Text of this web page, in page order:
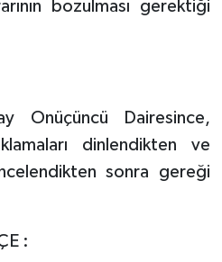
bozulması gerektiği
Onüçüncü Dairesince,
dinlendikten ve
sonra gereği
: